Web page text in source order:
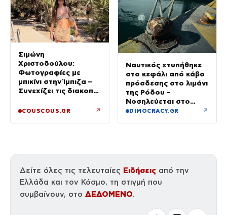
Σιμώνη
Χριστοδούλου:
Φωτογραφίες με
μπικίνι στην Ίμπιζα –
Συνεχίζει τις διακοπές
της, Αντρέα Γεωργίου
COUSCOUS.GR ↗
Ναυτικός χτυπήθηκε
στο κεφάλι από κάβο
πρόσδεσης στο λιμάνι
της Ρόδου –
Νοσηλεύεται στο
νοσοκομείο
DIMOCRACY.GR ↗
Δείτε όλες τις τελευταίες Ειδήσεις από την
Ελλάδα και τον Κόσμο, τη στιγμή που
συμβαίνουν, στο ΔΕΔΟΜΕΝΟ.